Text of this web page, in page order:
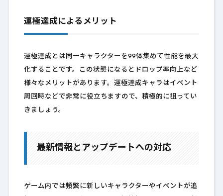
運極達成によるメリット
運極達成とは同一キャラクターを99体集めて性能を最大
化することです。この状態になるとドロップ率向上など
様々なメリットがあります。運極達成キャラはイベント
周回時などで非常に役立ちますので、積極的に狙ってい
きましょう。
最新情報とアップデートへの対応
ゲーム内では頻繁に新しいキャラクターやイベントが追